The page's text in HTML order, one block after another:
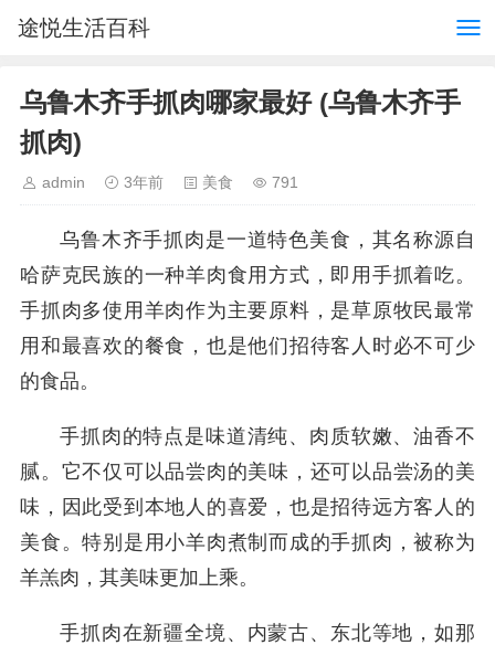
途悦生活百科
乌鲁木齐手抓肉哪家最好 (乌鲁木齐手
抓肉)
admin 3年前 美食 791
乌鲁木齐手抓肉是一道特色美食，其名称源自
哈萨克民族的一种羊肉食用方式，即用手抓着吃。
手抓肉多使用羊肉作为主要原料，是草原牧民最常
用和最喜欢的餐食，也是他们招待客人时必不可少
的食品。
手抓肉的特点是味道清纯、肉质软嫩、油香不
腻。它不仅可以品尝肉的美味，还可以品尝汤的美
味，因此受到本地人的喜爱，也是招待远方客人的
美食。特别是用小羊肉煮制而成的手抓肉，被称为
羊羔肉，其美味更加上乘。
手抓肉在新疆全境、内蒙古、东北等地，如那